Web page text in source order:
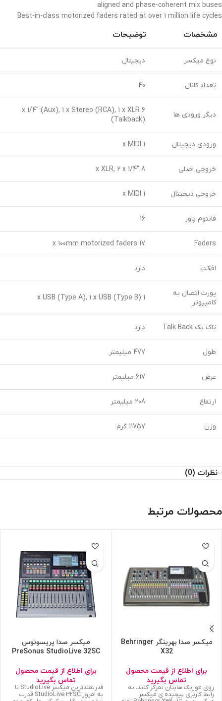
aligned and phase-coherent mix buses
Best-in-class motorized faders rated at over 1 million life cycles
مشخصات توضیحات
نوع میکسر دیجیتال
تعداد کانال 40
دیگر ورودی ها
6 x 1/4″ (Aux), 1 x Stereo (RCA), 1 x XLR
(Talkback)
ورودی دیجیتال 1 x MIDI
خروجی اصلی 8 x XLR, 2 x 1/4″
خروجی دیجیتال 1 x MIDI
فانتوم پاور 16
Faders
17 x 100mm motorized faders
افکت دارد
پورت اتصال به
کامپیوتر
1 x USB (Type A), 1 x USB (Type B)
تاک بک Talk Back دارد
طول 477 میلیمتر
عرض 617 میلیمتر
ارتفاع 208 میلیمتر
وزن 11757 گرم
نظرات (0)
محصولات مرتبط
میکسر صدا بهرینگر Behringer
X32
برای اطلاع از قیمت محصول
تماس بگیرید
روی موزیک هایتان تمرکز کنید، نه
رابط کاربری پیچیده ی میکسر.
میکسر صدا پریسونوس
PreSonus StudioLive 32SC
برای اطلاع از قیمت محصول
تماس بگیرید
قدرتمندترین میکسر StudioLive تا
به امروز StudioLive 32SC قدرت